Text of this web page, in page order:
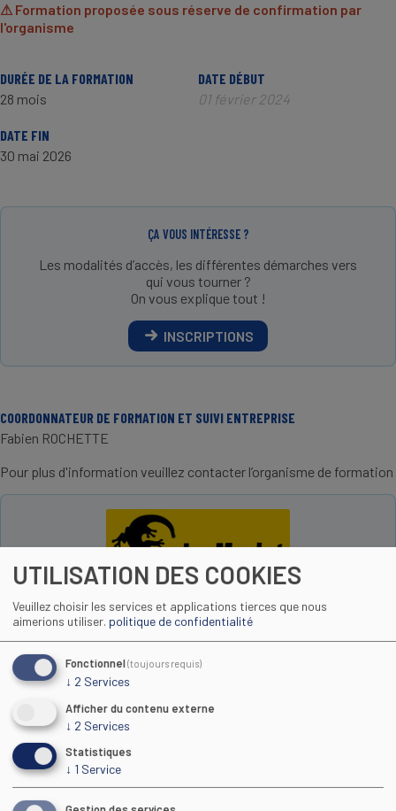
⚠ Formation proposée sous réserve de confirmation par
l'organisme
DURÉE DE LA FORMATION
28 mois
DATE DÉBUT
01 février 2024
DATE FIN
30 mai 2026
ÇA VOUS INTÉRESSE ?
Les modalités d’accès, les différentes démarches vers
qui vous tourner ?
On vous explique tout !
INSCRIPTIONS
COORDONNATEUR DE FORMATION ET SUIVI ENTREPRISE
Fabien ROCHETTE
Pour plus d'information veuillez contacter l’organisme de formation
coralie.jaubert@lemerlet.asso.fr
http://www.lemerlet.asso.fr/
07 87 17 07 31
Toutes les formations
UTILISATION DES COOKIES
Veuillez choisir les services et applications tierces que nous
aimerions utiliser. politique de confidentialité
Fonctionnel(toujours requis)
↓ 2 Services
Afficher du contenu externe
↓ 2 Services
Statistiques
↓ 1 Service